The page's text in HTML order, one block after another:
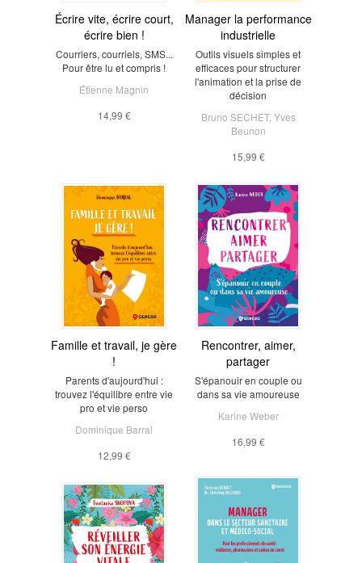
Écrire vite, écrire court,
écrire bien !
Courriers, courriels, SMS...
Pour être lu et compris !
Étienne Magnin
14,99 €
Manager la performance
industrielle
Outils visuels simples et
efficaces pour structurer
l'animation et la prise de
décision
Bruno SECHET, Yves
Beunon
15,99 €
Famille et travail, je gère
!
Parents d'aujourd'hui :
trouvez l'équilibre entre vie
pro et vie perso
Dominique Barral
12,99 €
Rencontrer, aimer,
partager
S'épanouir en couple ou
dans sa vie amoureuse
Karine Weber
16,99 €